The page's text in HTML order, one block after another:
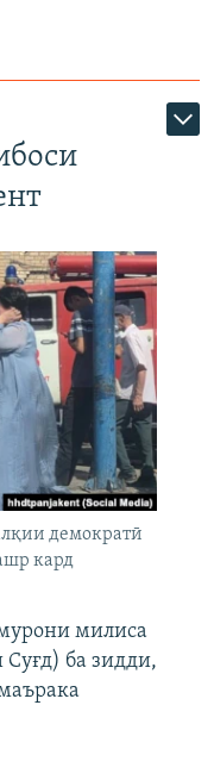
демократӣ
кард
милиса
ба зидди,